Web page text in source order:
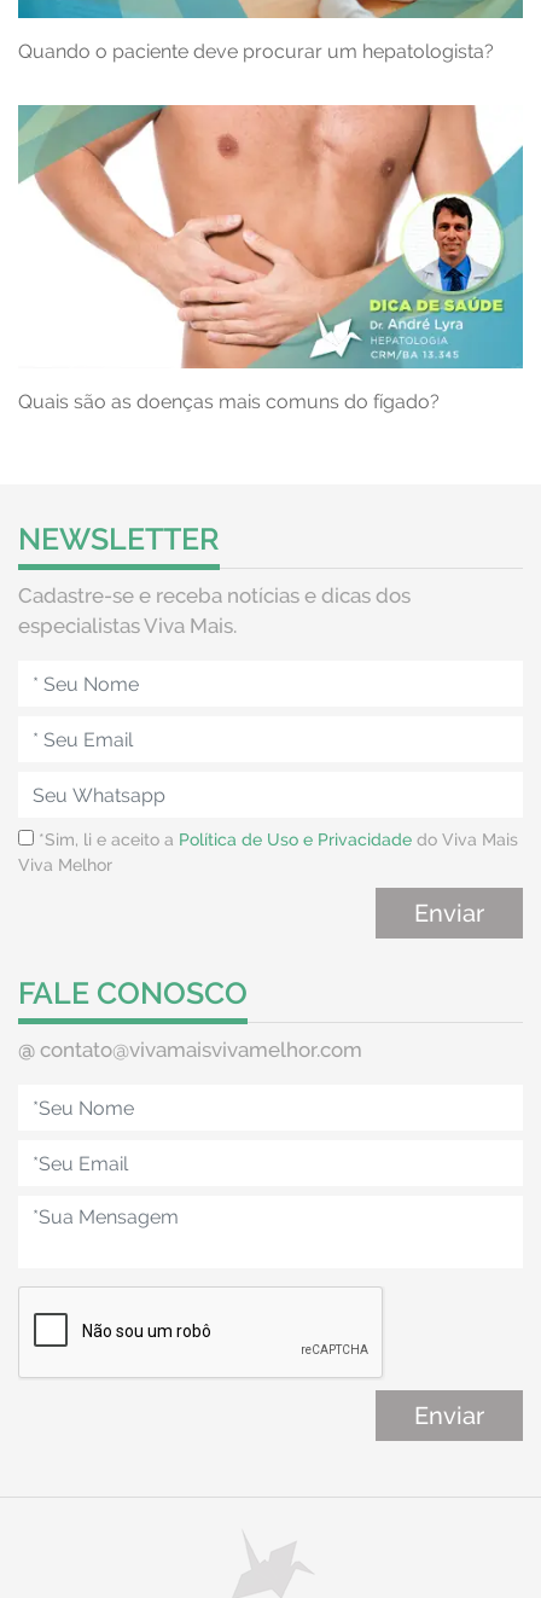
Quando o paciente deve procurar um hepatologista?
Quais são as doenças mais comuns do fígado?
NEWSLETTER
Cadastre-se e receba notícias e dicas dos
especialistas Viva Mais.
*Sim, li e aceito a Política de Uso e Privacidade do Viva Mais
Viva Melhor
FALE CONOSCO
@ contato@vivamaisvivamelhor.com